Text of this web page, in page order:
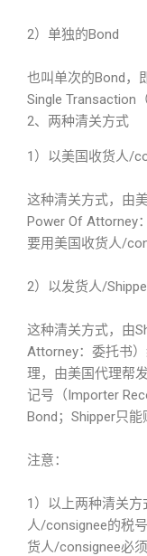
2）单独的Bond
也叫单次的Bond，
Single Transaction
2、两种清关方式
1）以美国收货人/
这种清关方式，由
Power Of Attorney
要用美国收货人/
2）以发货人/
这种清关方式，由
Attorney：委托书
理，由美国代理帮
记号（Importer
Bond；Shipper只
注意：
1）以上两种清关
人/consignee的税
货人/consignee必